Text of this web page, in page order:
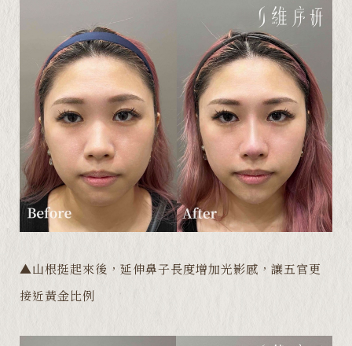
▲山根挺起來後，延伸鼻子長度增加光影感，讓五官更
接近黃金比例